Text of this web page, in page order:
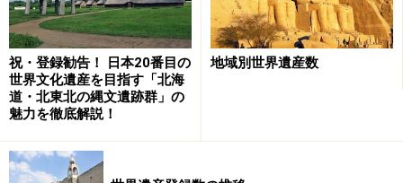
祝・登録勧告！ 日本20番目の
世界文化遺産を目指す「北海
道・北東北の縄文遺跡群」の
魅力を徹底解説！
地域別世界遺産数